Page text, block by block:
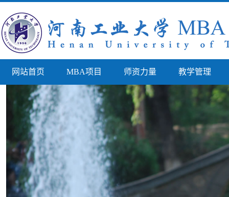
网站首页 MBA项目 师资力量 教学管理